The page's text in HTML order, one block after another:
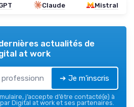
Claude Mistral
actualités de
at work
➔ Je m'inscris
j’accepte d’être contacté(e) à
Digital at work et ses partenaires.